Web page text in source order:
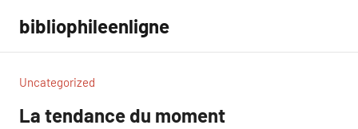
contenu
bibliophileenligne
Uncategorized
La tendance du moment